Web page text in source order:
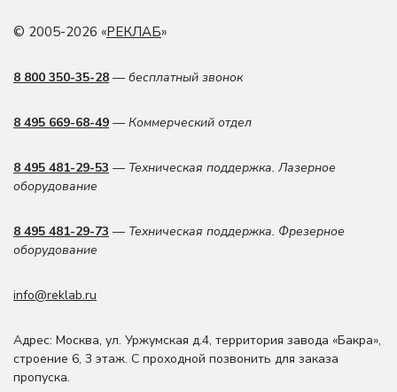
© 2005-2026 «РЕКЛАБ»
8 800 350-35-28 — бесплатный звонок
8 495 669-68-49 — Коммерческий отдел
8 495 481-29-53 — Техническая поддержка. Лазерное
оборудование
8 495 481-29-73 — Техническая поддержка. Фрезерное
оборудование
info@reklab.ru
Адрес: Москва, ул. Уржумская д.4, территория завода «Бакра»,
строение 6, 3 этаж. С проходной позвонить для заказа
пропуска.